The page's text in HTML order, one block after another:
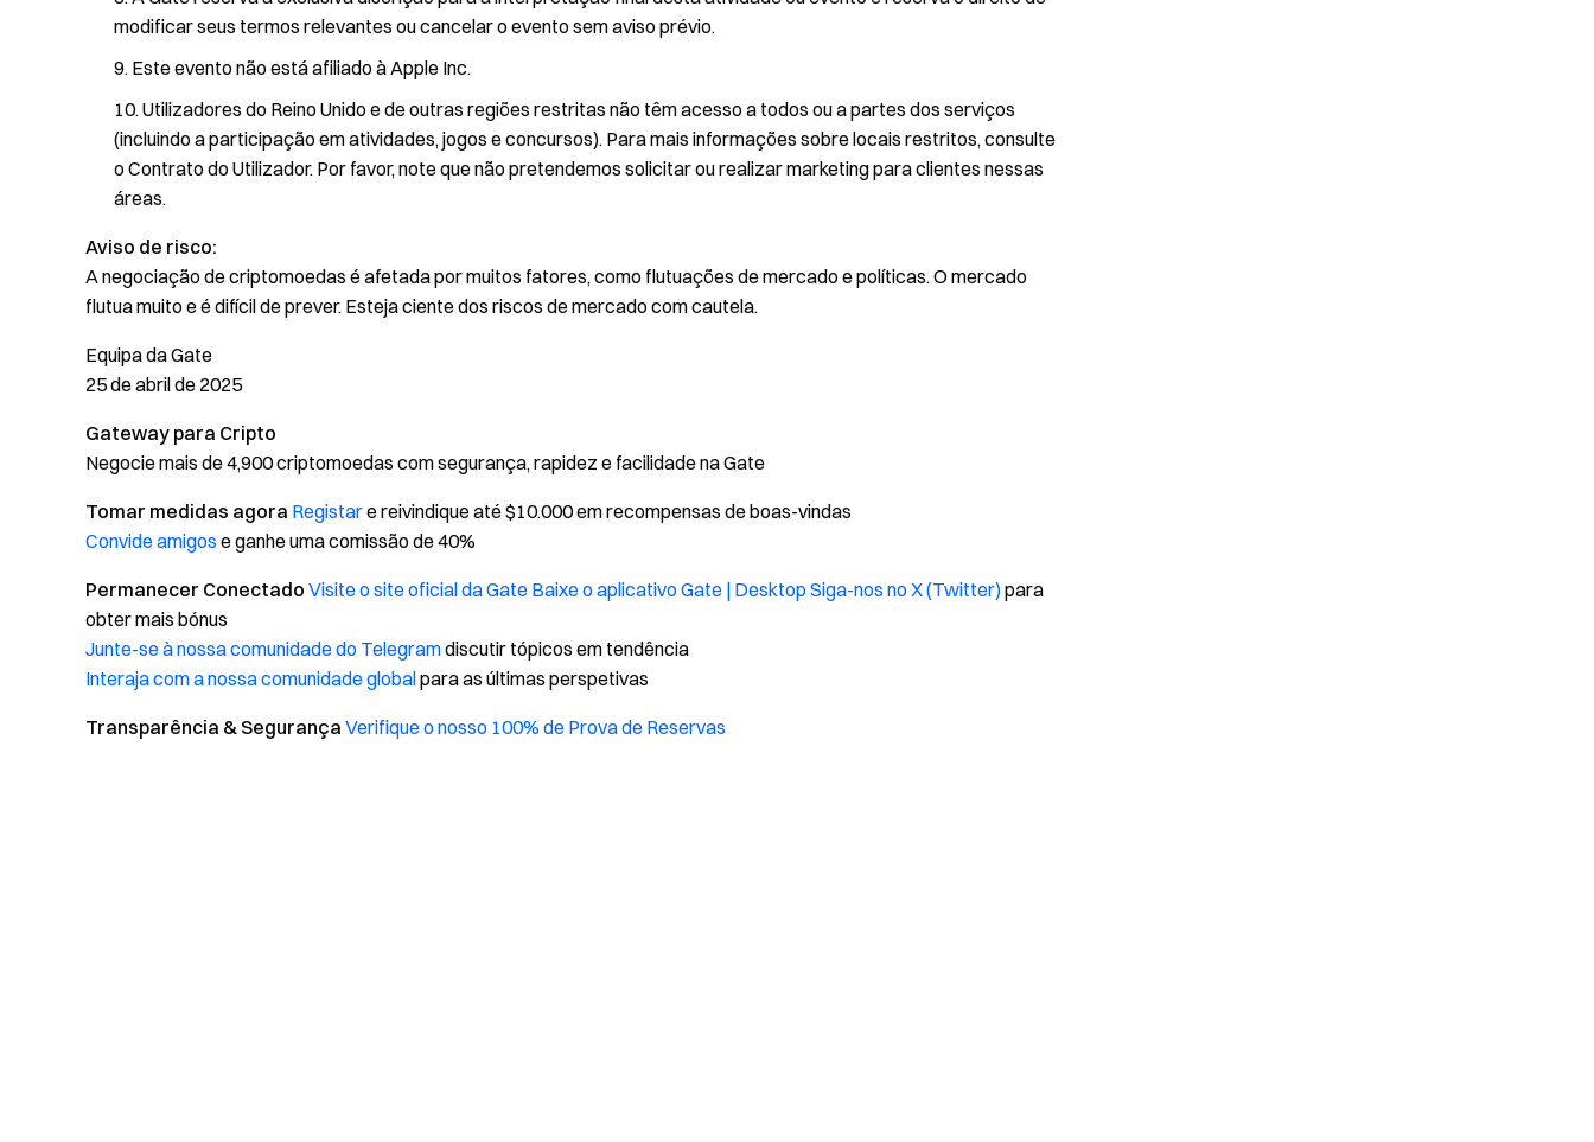
modificar seus termos relevantes ou cancelar o evento sem aviso prévio.
Este evento não está afiliado à Apple Inc.
Utilizadores do Reino Unido e de outras regiões restritas não têm acesso a todos ou a partes dos serviços
(incluindo a participação em atividades, jogos e concursos). Para mais informações sobre locais restritos, consulte
o Contrato do Utilizador. Por favor, note que não pretendemos solicitar ou realizar marketing para clientes nessas
áreas.
Aviso de risco:
A negociação de criptomoedas é afetada por muitos fatores, como flutuações de mercado e políticas. O mercado
flutua muito e é difícil de prever. Esteja ciente dos riscos de mercado com cautela.
Equipa da Gate
25 de abril de 2025
Gateway para Cripto
Negocie mais de 4,900 criptomoedas com segurança, rapidez e facilidade na Gate
Tomar medidas agora Registare reivindique até $10.000 em recompensas de boas-vindas
Convide amigos e ganhe uma comissão de 40%
Permanecer Conectado Visite o site oficial da Gate Baixe o aplicativo Gate | Desktop Siga-nos no X (Twitter)para
obter mais bónus
Junte-se à nossa comunidade do Telegramdiscutir tópicos em tendência
Interaja com a nossa comunidade globalpara as últimas perspetivas
Transparência & Segurança Verifique o nosso 100% de Prova de Reservas